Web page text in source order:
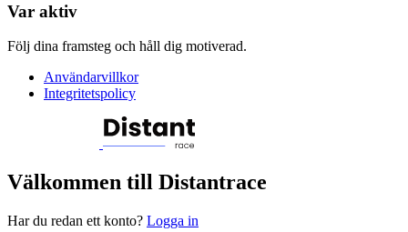
Var aktiv
Följ dina framsteg och håll dig motiverad.
Användarvillkor
Integritetspolicy
Välkommen till Distantrace
Har du redan ett konto? Logga in